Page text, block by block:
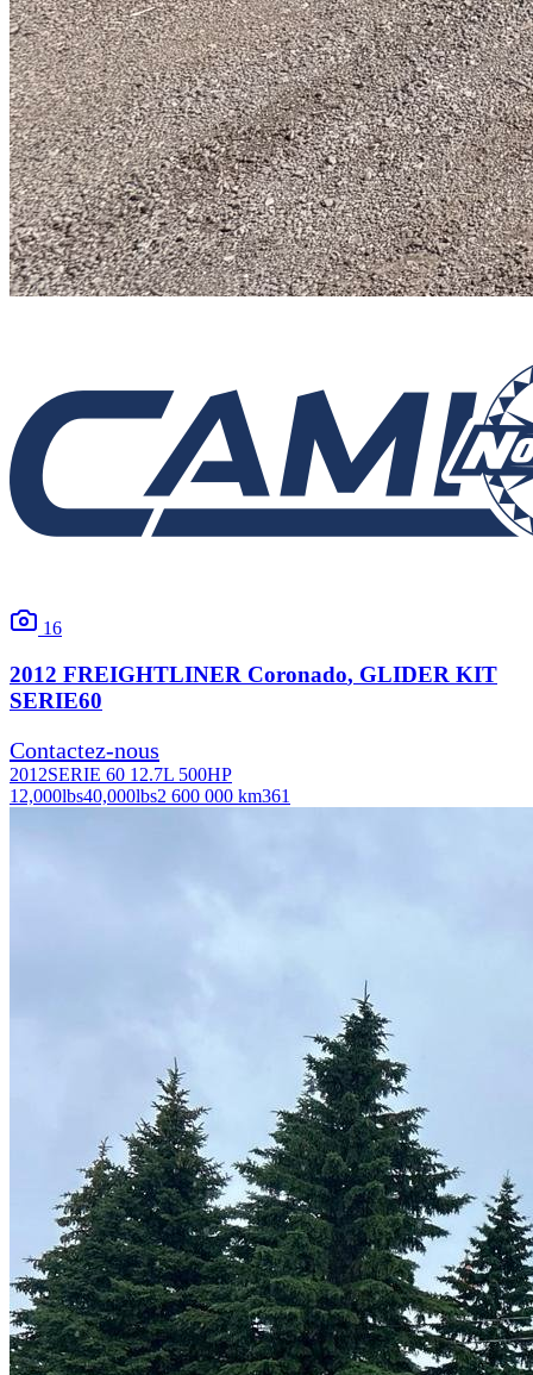
16
2012 FREIGHTLINER Coronado, GLIDER KIT
SERIE60
Contactez-nous
2012SERIE 60 12.7L 500HP
12,000lbs40,000lbs2 600 000 km361